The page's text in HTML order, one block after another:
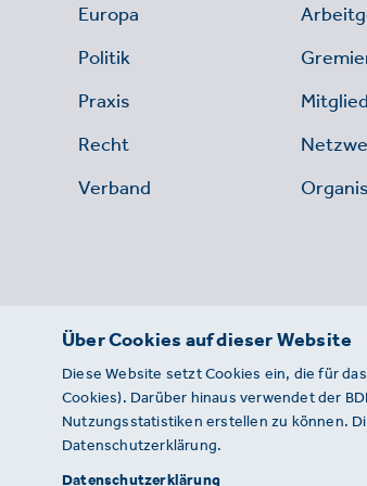
Europa
Politik
Praxis
Recht
Verband
© 2026 · BDE
Über Cookies auf dieser Website
Diese Website setzt Cookies ein, die für
Cookies). Darüber hinaus verwendet der
Nutzungsstatistiken erstellen zu können.
Datenschutzerklärung.
Datenschutzerklärung